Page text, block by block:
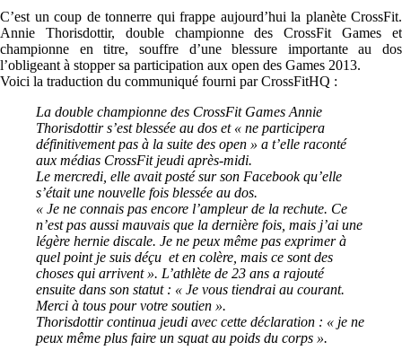
C’est un coup de tonnerre qui frappe aujourd’hui la planète CrossFit.
Annie Thorisdottir, double championne des CrossFit Games et
championne en titre, souffre d’une blessure importante au dos
l’obligeant à stopper sa participation aux open des Games 2013.
Voici la traduction du communiqué fourni par CrossFitHQ :
La double championne des CrossFit Games Annie
Thorisdottir s’est blessée au dos et « ne participera
définitivement pas à la suite des open » a t’elle raconté
aux médias CrossFit jeudi après-midi.
Le mercredi, elle avait posté sur son Facebook qu’elle
s’était une nouvelle fois blessée au dos.
« Je ne connais pas encore l’ampleur de la rechute. Ce
n’est pas aussi mauvais que la dernière fois, mais j’ai une
légère hernie discale. Je ne peux même pas exprimer à
quel point je suis déçu et en colère, mais ce sont des
choses qui arrivent ». L’athlète de 23 ans a rajouté
ensuite dans son statut : « Je vous tiendrai au courant.
Merci à tous pour votre soutien ».
Thorisdottir continua jeudi avec cette déclaration : « je ne
peux même plus faire un squat au poids du corps ».